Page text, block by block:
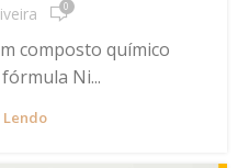
0
composto químico
Ni...
Lendo